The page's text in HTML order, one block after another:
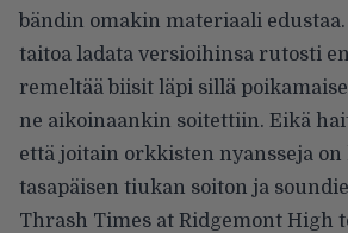
bändin omakin materiaali edustaa.
taitoa ladata versioihinsa rutosti
remeltää biisit läpi sillä
ne aikoinaankin soitettiin. Eikä
että joitain orkkisten nyansseja
tasapäisen tiukan soiton ja
Thrash Times at Ridgemont High